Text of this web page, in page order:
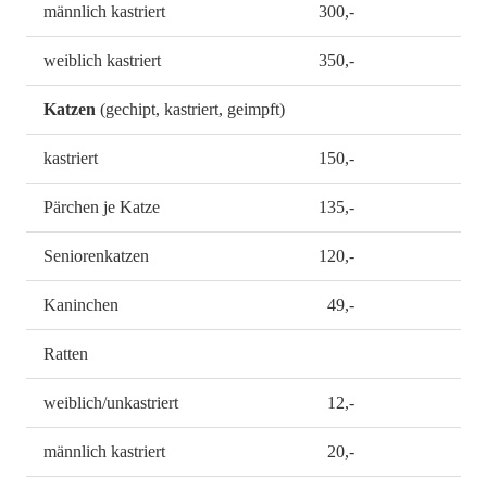
männlich kastriert 300,-
weiblich kastriert 350,-
Katzen (gechipt, kastriert, geimpft)
kastriert 150,-
Pärchen je Katze 135,-
Seniorenkatzen 120,-
Kaninchen 49,-
Ratten
weiblich/unkastriert 12,-
männlich kastriert 20,-